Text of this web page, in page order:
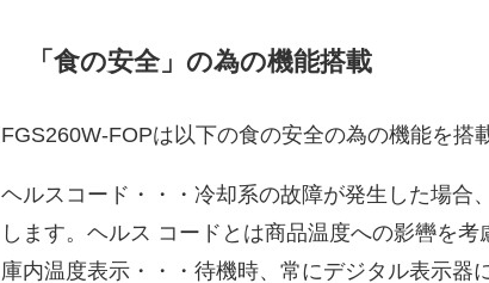
「食の安全」の為の機能搭載
FGS260W-FOPは以下の食の安全の為の機能を搭
ヘルスコード・・・冷却系の故障が発生した場合
します。ヘルス コードとは商品温度への影轡を
庫内温度表示・・・待機時、常にデジタル表示器